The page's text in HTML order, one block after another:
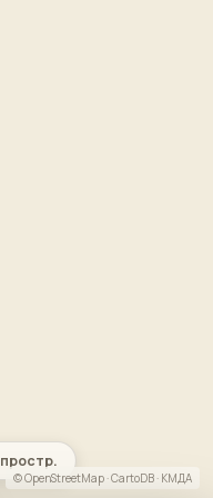
простр.
© OpenStreetMap · CartoDB · КМДА